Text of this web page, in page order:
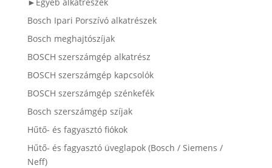
Bosch Ipari Porszívó alkatrészek
Bosch meghajtószíjak
BOSCH szerszámgép alkatrész
BOSCH szerszámgép kapcsolók
BOSCH szerszámgép szénkefék
Bosch szerszámgép szíjak
Hűtő- és fagyasztó fiókok
Hűtő- és fagyasztó üveglapok (Bosch / Siemens /
Neff)